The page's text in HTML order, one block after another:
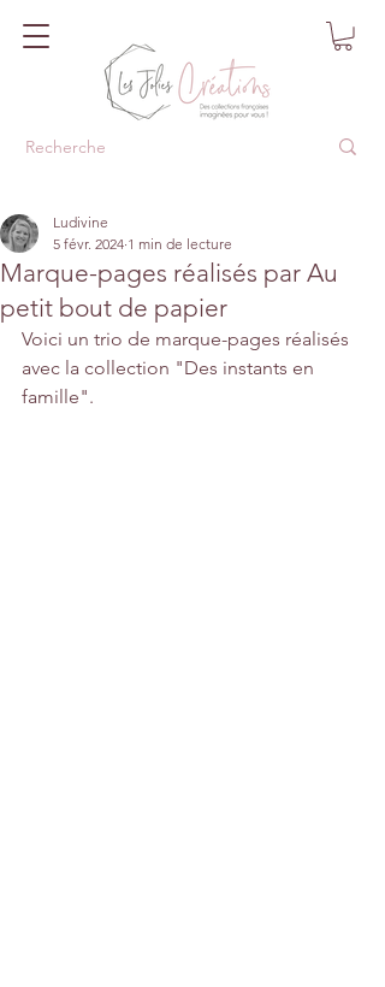
Marque-pages réalisés par Au
petit bout de papier
Ludivine
5 févr. 2024 1 min de lecture
Voici un trio de marque-pages réalisés
avec la collection "Des instants en
famille".